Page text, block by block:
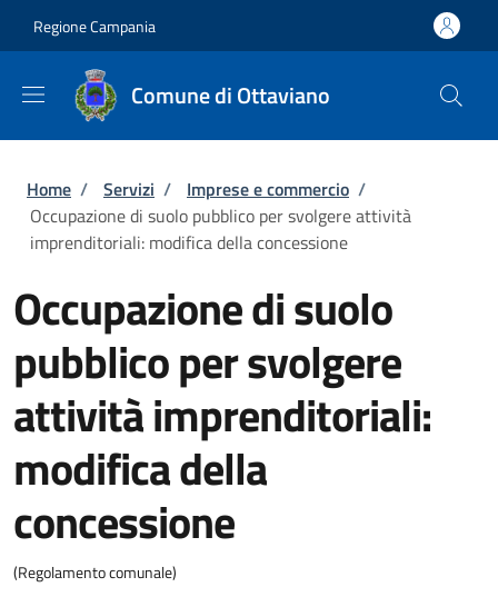
Regione Campania
Comune di Ottaviano
Briciole di pane
Home / Servizi / Imprese e commercio /
Occupazione di suolo pubblico per svolgere attività
imprenditoriali: modifica della concessione
Occupazione di suolo
pubblico per svolgere
attività imprenditoriali:
modifica della
concessione
(Regolamento comunale)